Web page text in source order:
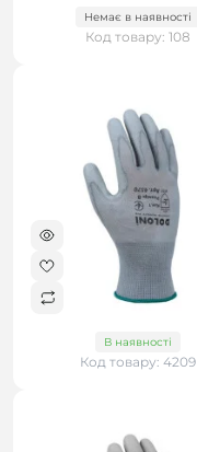
Немає в наявності
Код товару: 108
В наявності
Код товару: 4209